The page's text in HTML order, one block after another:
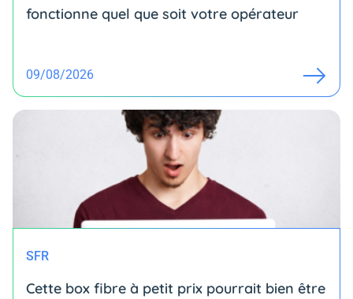
fonctionne quel que soit votre opérateur
09/08/2026
SFR
Cette box fibre à petit prix pourrait bien être